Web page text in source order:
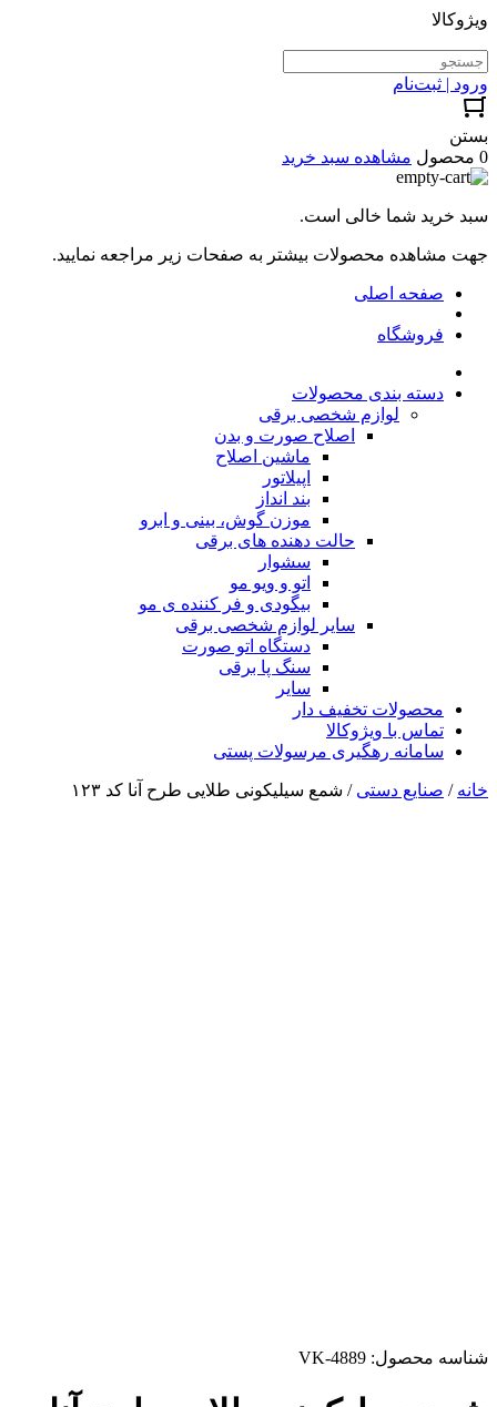
ویژوکالا
ورود | ثبت‌نام
بستن
0 محصول
مشاهده سبد خرید
سبد خرید شما خالی است.
جهت مشاهده محصولات بیشتر به صفحات زیر مراجعه نمایید.
صفحه اصلی
فروشگاه
دسته بندی محصولات
لوازم شخصی برقی
اصلاح صورت و بدن
ماشین اصلاح
اپیلاتور
بند انداز
موزن گوش، بینی و ابرو
حالت دهنده های برقی
سشوار
اتو و ویو مو
بیگودی و فر کننده ی مو
سایر لوازم شخصی برقی
دستگاه اتو صورت
سنگ پا برقی
سایر
محصولات تخفیف دار
تماس با ویژوکالا
سامانه رهگیری مرسولات پستی
خانه / صنایع دستی / شمع سیلیکونی طلایی طرح آنا کد ۱۲۳
شناسه محصول: VK-4889